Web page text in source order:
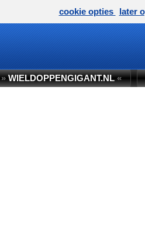
»WIELDOPPENGIGANT.NL«
cookie opties later